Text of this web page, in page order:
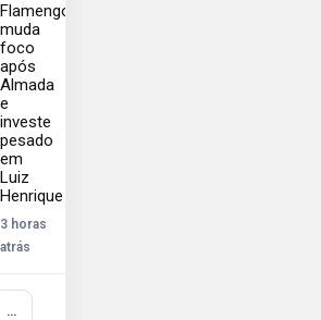
Flamengo
muda
foco
após
Almada
e
investe
pesado
em
Luiz
Henrique
3 horas
atrás
…